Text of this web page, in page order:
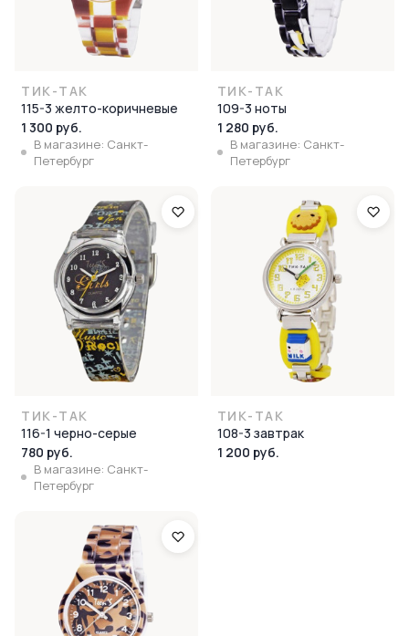
ТИК-ТАК
115-3 желто-коричневые
1 300 руб.
В магазине: Санкт-
Петербург
ТИК-ТАК
109-3 ноты
1 280 руб.
В магазине: Санкт-
Петербург
ТИК-ТАК
116-1 черно-серые
780 руб.
В магазине: Санкт-
Петербург
ТИК-ТАК
108-3 завтрак
1 200 руб.